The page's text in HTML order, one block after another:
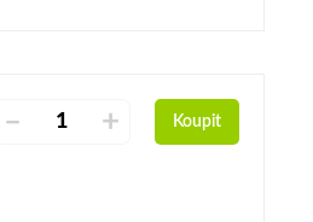
– + Koupit